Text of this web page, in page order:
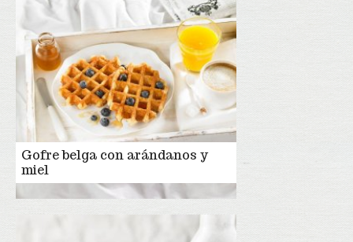
Gofre belga con arándanos y
miel